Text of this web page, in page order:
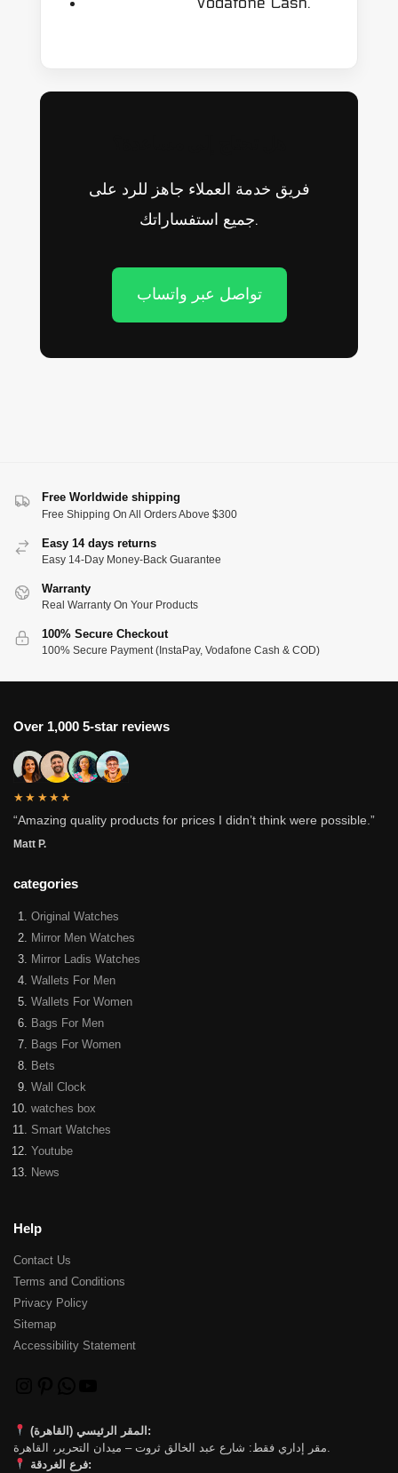
فريق خدمة العملاء جاهز للرد على
جميع استفساراتك.
تواصل عبر واتساب
Free Worldwide shipping
Free Shipping On All Orders Above $300
Easy 14 days returns
Easy 14-Day Money-Back Guarantee
Warranty
Real Warranty On Your Products
100% Secure Checkout
100% Secure Payment (InstaPay, Vodafone Cash & COD)
Over 1,000 5-star reviews
★★★★★
“Amazing quality products for prices I didn’t think were possible.”
Matt P.
categories
Original Watches
Mirror Men Watches
Mirror Ladis Watches
Wallets For Men
Wallets For Women
Bags For Men
Bags For Women
Bets
Wall Clock
watches box
Smart Watches
Youtube
News
Help
Contact Us
Terms and Conditions
Privacy Policy
Sitemap
Accessibility Statement
المقر الرئيسي (القاهرة):
فرع الغردقة: